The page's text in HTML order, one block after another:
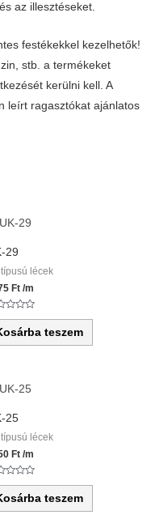
az illesztéseket.
festékekkel kezelhetők!
stb. a termékeket
kerülni kell. A
leírt ragasztókat ajánlatos
29
típusú lécek
Ft /m
teszem
25
típusú lécek
Ft /m
teszem